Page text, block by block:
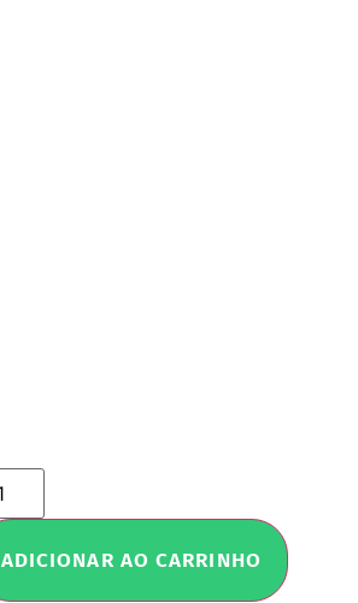
ADICIONAR AO CARRINHO